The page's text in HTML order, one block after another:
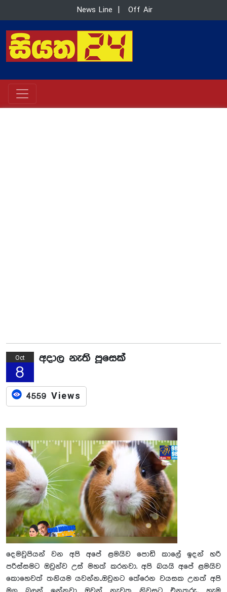
News Line Off Air
Oct
8
අදාල නැති පූසෙක්
4559 Views
දෙමවුපියන් වන අපි අපේ ළමයිව පොඩි කාලේ ඉදන් හරි
පරිස්සමට ඔවුන්ව උස් මහත් කරනවා. අපි බයයි අපේ ළමයිව
කොහෙවත් තනියම යවන්න..ඔවුනට තේරෙන වයසක උනත් අපි